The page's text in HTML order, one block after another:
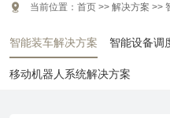
智能装车解决方案 智能设备调
移动机器人系统解决方案
 当前位置： 首页 >> 解决方案 >>